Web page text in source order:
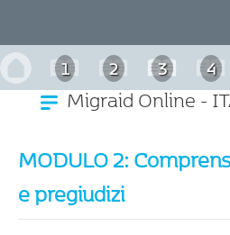
1 2 3 4
Migraid Online -
MODULO 2:
e pregiudizi